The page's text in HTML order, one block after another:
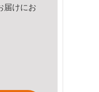
届けにお